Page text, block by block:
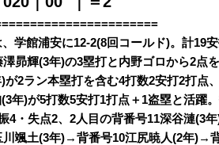
学館浦安に12-2(8回コールド)。計19
昴輝(3年)の3塁打と内野ゴロから2点
が2ラン本塁打を含む4打数2安打2打点
年)が5打数5安打1打点＋1盗塁と活躍
4・失点2、2人目の背番号11深谷漣(3
川颯土(3年)→背番号10江尻暁人(2年)→